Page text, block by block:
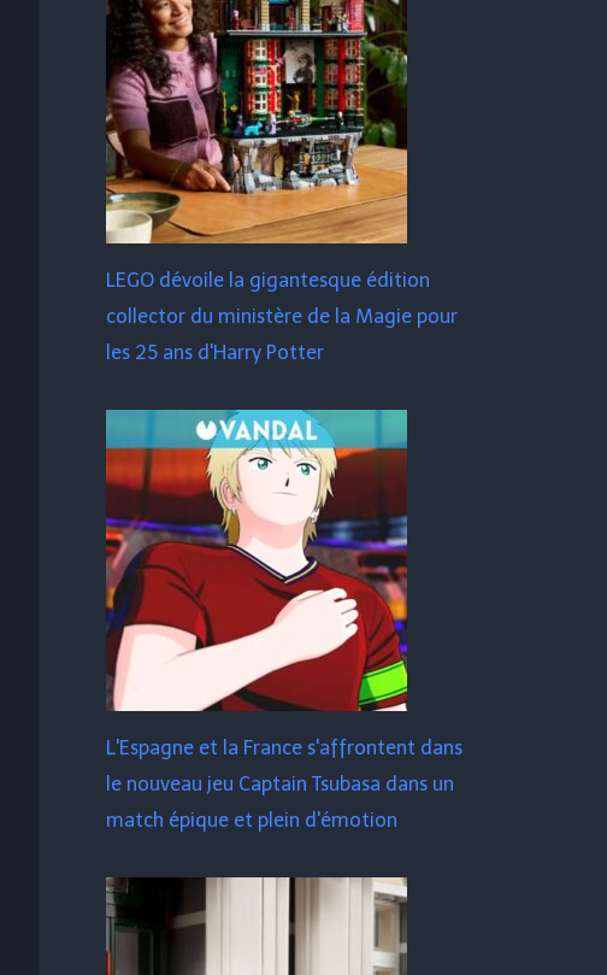
LEGO dévoile la gigantesque édition
collector du ministère de la Magie pour
les 25 ans d'Harry Potter
L'Espagne et la France s'affrontent dans
le nouveau jeu Captain Tsubasa dans un
match épique et plein d'émotion